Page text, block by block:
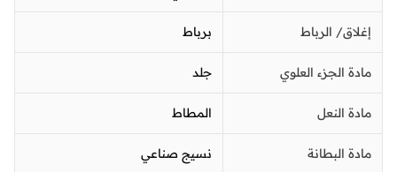
إغلاق/ الرباط برباط
مادة الجزء العلوي جلد
مادة النعل المطاط
مادة البطانة نسيج صناعي